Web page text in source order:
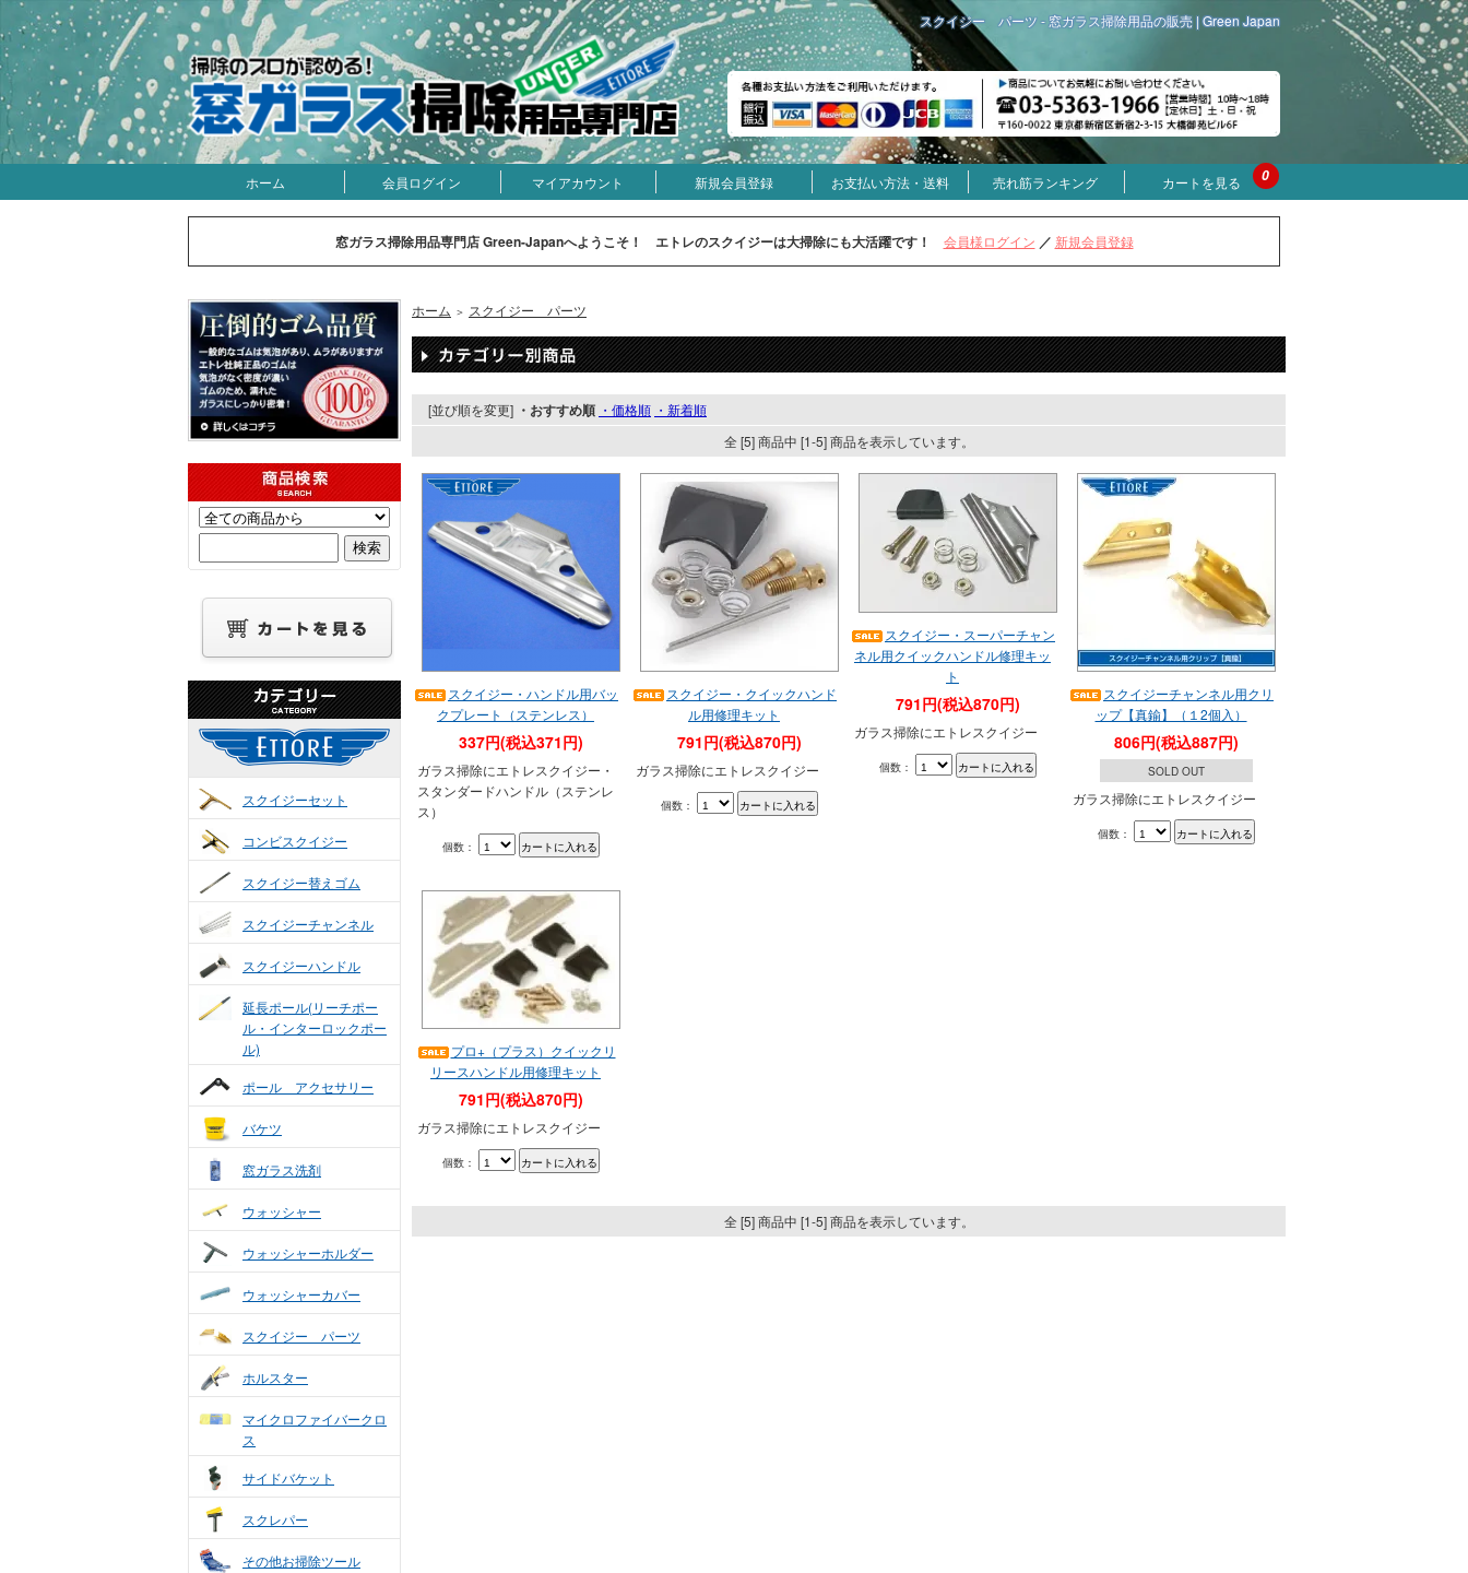
スクイジー パーツ - 窓ガラス掃除用品の販売 | Green Japan
ホーム 会員ログイン マイアカウント 新規会員登録 お支払い方法・送料 売れ筋ランキング カートを見る 0
窓ガラス掃除用品専門店 Green-Japanへようこそ！ エトレのスクイジーは大掃除にも大活躍です！ 会員様ログイン ／ 新規会員登録
スクイジーセット
コンビスクイジー
スクイジー替えゴム
スクイジーチャンネル
スクイジーハンドル
延長ポール(リーチポー
ル・インターロックポー
ル)
ポール アクセサリー
バケツ
窓ガラス洗剤
ウォッシャー
ウォッシャーホルダー
ウォッシャーカバー
スクイジー パーツ
ホルスター
マイクロファイバークロ
ス
サイドバケット
スクレパー
その他お掃除ツール
ホーム ＞ スクイジー パーツ
[並び順を変更] ・おすすめ順 ・価格順 ・新着順
全 [5] 商品中 [1-5] 商品を表示しています。
スクイジー・ハンドル用バッ
クプレート（ステンレス）
337円(税込371円)
ガラス掃除にエトレスクイジー・
スタンダードハンドル（ステンレ
ス）
個数：
スクイジー・クイックハンド
ル用修理キット
791円(税込870円)
ガラス掃除にエトレスクイジー
個数：
スクイジー・スーパーチャン
ネル用クイックハンドル修理キッ
ト
791円(税込870円)
ガラス掃除にエトレスクイジー
個数：
スクイジーチャンネル用クリ
ップ【真鍮】（１2個入）
806円(税込887円)
SOLD OUT
ガラス掃除にエトレスクイジー
個数：
プロ+（プラス）クイックリ
リースハンドル用修理キット
791円(税込870円)
ガラス掃除にエトレスクイジー
個数：
全 [5] 商品中 [1-5] 商品を表示しています。